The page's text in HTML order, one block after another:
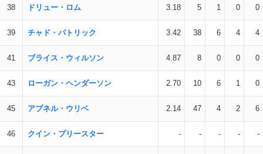
38 ドリュー・ロム 3.18 5 1 0 0
39 チャド・パトリック 3.42 38 6 4 4
41 ブライス・ウィルソン 4.87 8 0 0 0
43 ローガン・ヘンダーソン 2.70 10 6 1 0
45 アブネル・ウリベ 2.14 47 4 2 6
46 クイン・プリースター - - - - -